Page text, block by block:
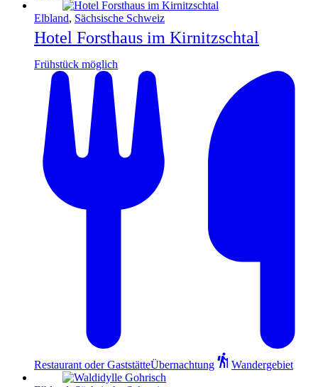
Elbland, Sächsische Schweiz
Hotel Forsthaus im Kirnitzschtal
Frühstück möglich
Restaurant oder GaststätteÜbernachtung Wandergebiet